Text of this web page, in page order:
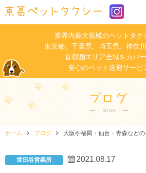
業界内最大規模のペットタク
東京都、千葉県、埼玉県、神奈
首都圏エリア全域をカバー
安心のペット送迎サービ
ホーム ブログ 大阪や福岡・仙台・青森など
世田谷営業所 2021.08.17